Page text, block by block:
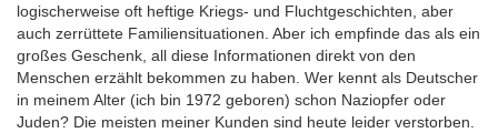
logischerweise oft heftige Kriegs-­ und Fluchtgeschichten, aber
auch zerrüttete Familiensituationen. Aber ich empfinde das als ein
großes Geschenk, all diese Informationen direkt von den
Menschen erzählt bekommen zu haben. Wer kennt als Deutscher
in meinem Alter (ich bin 1972 geboren) schon Naziopfer oder
Juden? Die meisten meiner Kunden sind heute leider verstorben.